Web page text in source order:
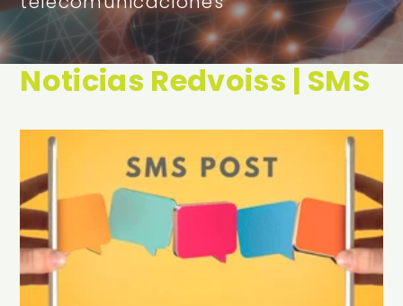
Noticias Redvoiss | SMS